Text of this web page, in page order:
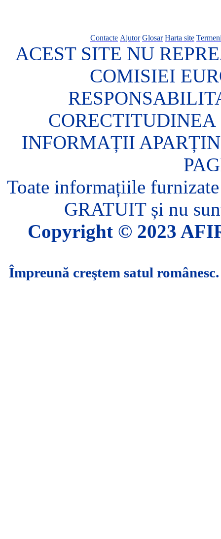
Contacte Ajutor Glosar Harta site
ACEST SITE NU
COMISIEI
CORECTITUDINEA
INFORMAȚII
Toate informațiile
GRATUIT și nu
Copyright © 2023
Împreună creştem satul românesc.